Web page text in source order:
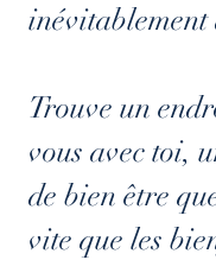
inévitablement
Trouve un
vous avec toi,
de bien être
vite que les